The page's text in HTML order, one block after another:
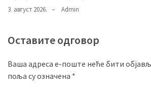
3. август 2026. Admin
Оставите одговор
Ваша адреса е-поште неће бити
поља су означена *